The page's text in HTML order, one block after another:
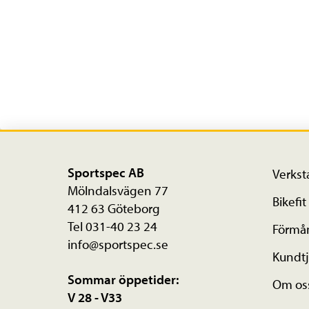
Sportspec AB
Mölndalsvägen 77
412 63 Göteborg
Tel 031-40 23 24
info@sportspec.se
Sommar öppetider:
V 28 - V33
Bikefit
Om